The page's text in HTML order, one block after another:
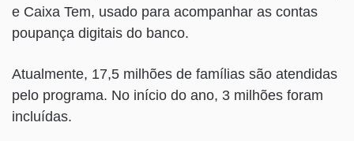
e Caixa Tem, usado para acompanhar as contas
poupança digitais do banco.
Atualmente, 17,5 milhões de famílias são atendidas
pelo programa. No início do ano, 3 milhões foram
incluídas.